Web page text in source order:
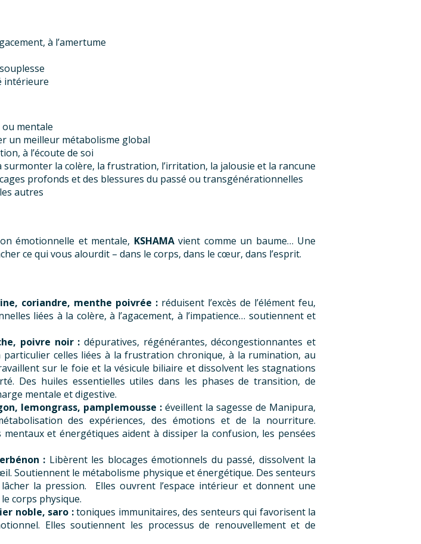
à l’amertume
intérieure
mentale
un meilleur métabolisme global
à l’écoute de soi
la colère, la frustration, l’irritation, la jalousie et la rancune
profonds et des blessures du passé ou transgénérationnelles
autres
émotionnelle et mentale, KSHAMAvient comme un baume… Une
ce qui vous alourdit – dans le corps, dans le cœur, dans l’esprit.
coriandre, menthe poivrée : réduisent l’excès de l’élément feu,
liées à la colère, à l’agacement, à l’impatience… soutiennent et
poivre noir :dépuratives, régénérantes, décongestionnantes et
celles liées à la frustration chronique, à la rumination, au
sur le foie et la vésicule biliaire et dissolvent les stagnations
Des huiles essentielles utiles dans les phases de transition, de
mentale et digestive.
lemongrass, pamplemousse : éveillent la sagesse de Manipura,
des expériences, des émotions et de la nourriture.
et énergétiques aident à dissiper la confusion, les pensées
: Libèrent les blocages émotionnels du passé, dissolvent la
Soutiennent le métabolisme physique et énergétique. Des senteurs
la pression. Elles ouvrent l’espace intérieur et donnent une
corps physique.
noble, saro :toniques immunitaires, des senteurs qui favorisent la
Elles soutiennent les processus de renouvellement et de